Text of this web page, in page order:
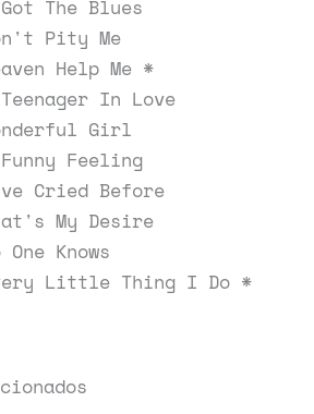
The Blues
Pity Me
Help Me *
In Love
Girl
Feeling
Cried Before
My Desire
Knows
Little Thing I Do *